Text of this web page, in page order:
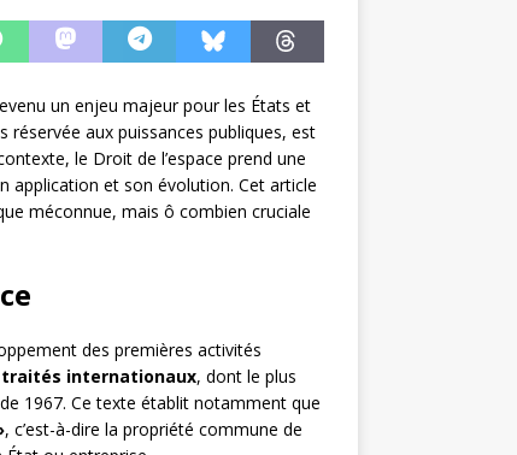
un enjeu majeur pour les États et
aux puissances publiques, est
le Droit de l’espace prend une
application et son évolution. Cet article
méconnue, mais ô combien cruciale
des premières activités
traités internationaux, dont le plus
de 1967. Ce texte établit notamment que
, c’est-à-dire la propriété commune de